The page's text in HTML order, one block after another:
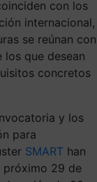
con los
internacional,
se reúnan con
los que desean
concretos
y los
para
SMART han
próximo 29 de